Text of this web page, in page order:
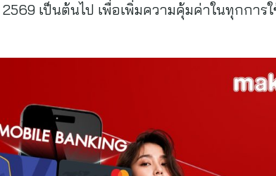
เป็นต้นไป เพื่อเพิ่มความคุ้มค่าในทุกการ